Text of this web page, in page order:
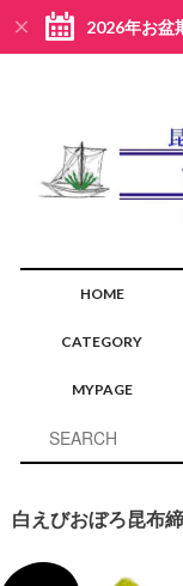
2026年お盆
HOME
CATEGORY
MYPAGE
白えびおぼろ昆布